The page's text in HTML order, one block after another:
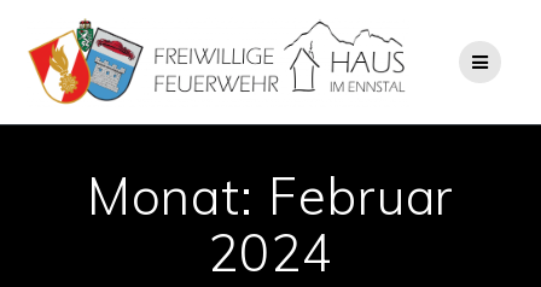
Inhalt
springen
Monat: Februar
2024